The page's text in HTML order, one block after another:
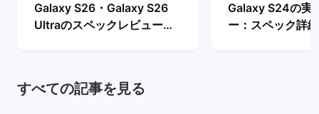
Galaxy S26・Galaxy S26
Ultraのスペックレビュー：
Galaxy S24の実
ー：スペック詳
すべての記事を見る